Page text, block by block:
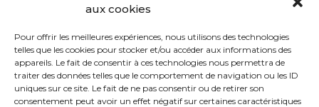
aux cookies
Pour offrir les meilleures expériences, nous utilisons des technologies
telles que les cookies pour stocker et/ou accéder aux informations des
appareils. Le fait de consentir à ces technologies nous permettra de
traiter des données telles que le comportement de navigation ou les ID
uniques sur ce site. Le fait de ne pas consentir ou de retirer son
consentement peut avoir un effet négatif sur certaines caractéristiques